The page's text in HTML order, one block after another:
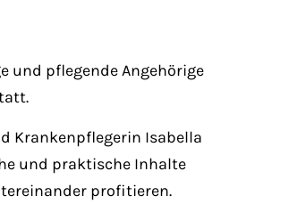
und pflegende Angehörige
Krankenpflegerin Isabella
und praktische Inhalte
profitieren.